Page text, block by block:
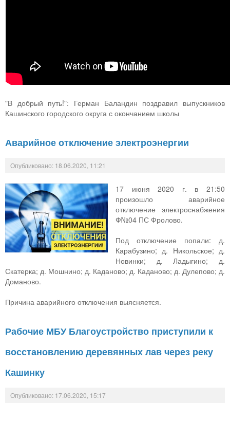
"В добрый путь!": Герман Баландин поздравил выпускников
Кашинского городского округа с окончанием школы
Аварийное отключение электроэнергии
Опубликовано: 18.06.2020, 11:21
17 июня 2020 г. в 21:50
произошло аварийное
отключение электроснабжения
Ф№04 ПС Фролово.
Под отключение попали: д.
Карабузино; д. Никольское; д.
Новинки; д. Ладыгино; д.
Скатерка; д. Мошнино; д. Каданово; д. Каданово; д. Дулепово; д.
Доманово.
Причина аварийного отключения выясняется.
Рабочие МБУ Благоустройство приступили к
восстановлению деревянных лав через реку
Кашинку
Опубликовано: 17.06.2020, 15:17